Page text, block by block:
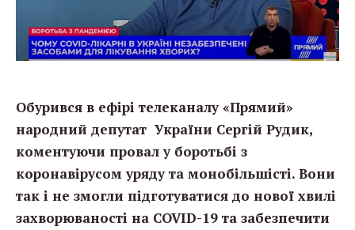
Обурився в ефірі телеканалу «Прямий»
народний депутат України Сергій Рудик,
коментуючи провал у боротьбі з
коронавірусом уряду та монобільшісті. Вони
так і не змогли підготуватися до нової хвилі
захворюваності на COVID-19 та забезпечити